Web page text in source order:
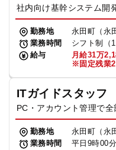
社内向け基幹システム開
勤務地
永田町（永
業務時間
シフト制（
給与
月給31万
※固定残業
ITガイドスタッフ
PC・アカウント管理で全
勤務地
永田町（永
業務時間
平日9時00